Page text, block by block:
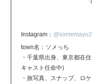
Instagram：
town名：ソメっち
・千葉県出身、東京都在
キャスト任命中)
・旅写真、スナップ、ロ